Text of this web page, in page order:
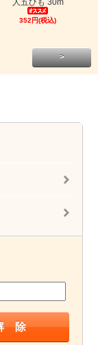
人五ひも 30m
352円(税込)
>